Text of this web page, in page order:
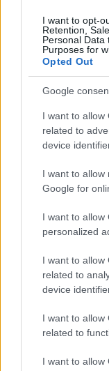
I want to opt-
Retention,
Personal Data
Purposes for
Opted Out
Google
I want to allow
related to
device
I want to allow
Google for
I want to allow
personalized
I want to allow
related to
device
I want to allow
related to
I want to allow
DIVAT
Rúzsa
arca,
DIVAT
Hailey